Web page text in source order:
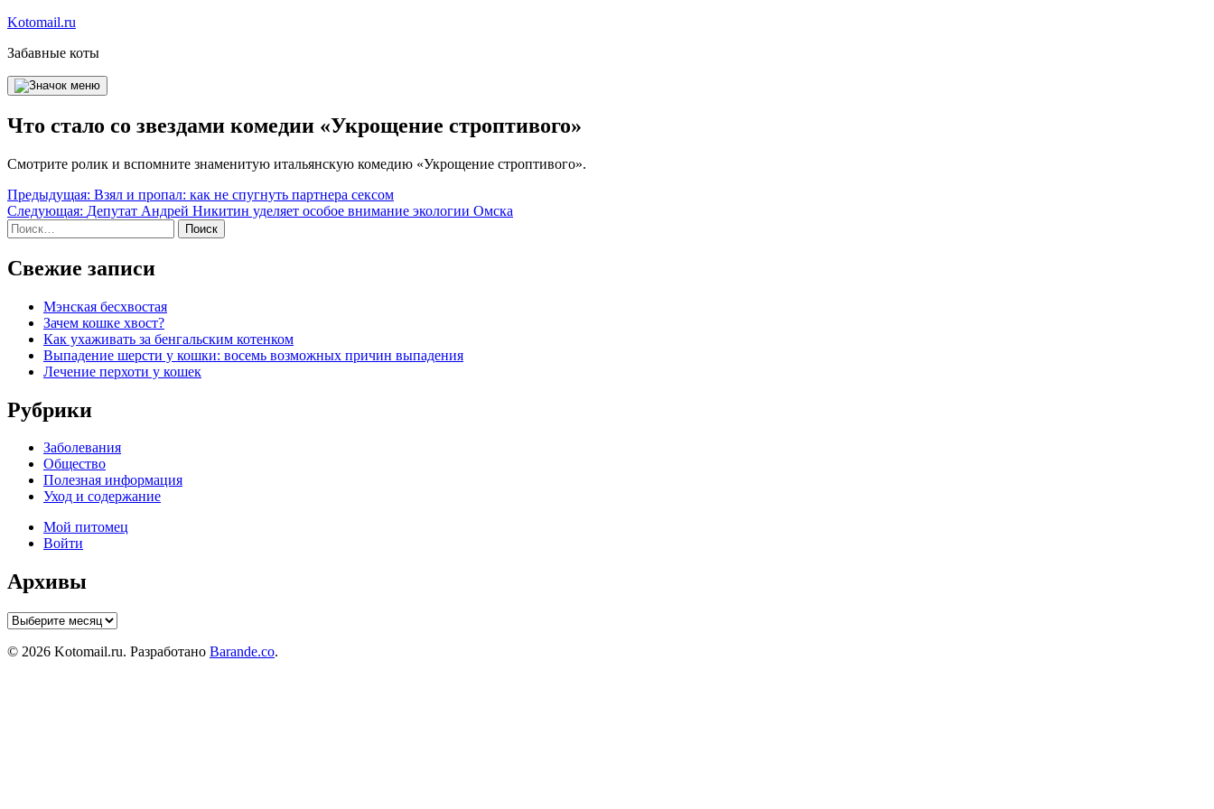
Перейти
содержимому
Kotomail.ru
Забавные коты
Что стало со звездами комедии «Укрощение строптивого»
Смотрите ролик и вспомните знаменитую итальянскую комедию «Укрощение строптивого».
Навигация
по
записям
Предыдущая: Взял и пропал: как не спугнуть партнера сексом
Следующая: Депутат Андрей Никитин уделяет особое внимание экологии Омска
Найти:
Свежие записи
Мэнская бесхвостая
Зачем кошке хвост?
Как ухаживать за бенгальским котенком
Выпадение шерсти у кошки: восемь возможных причин выпадения
Лечение перхоти у кошек
Рубрики
Заболевания
Общество
Полезная информация
Уход и содержание
Мой питомец
Войти
Архивы
Архивы
© 2026 Kotomail.ru. Разработано Barande.co.